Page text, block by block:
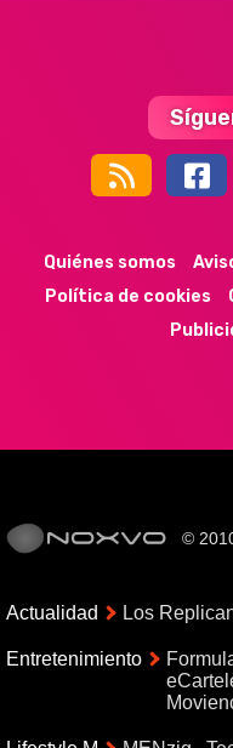
44k
Quiénes somos
Política de cookies
©
Actualidad Los
Entretenimiento